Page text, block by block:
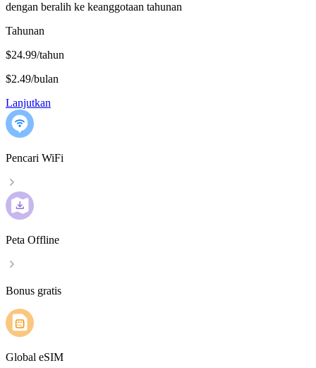
dengan beralih ke keanggotaan tahunan
Tahunan
$24.99/tahun
$2.49/bulan
Lanjutkan
Pencari WiFi
Peta Offline
Bonus gratis
Global eSIM